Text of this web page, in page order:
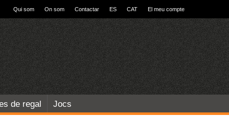
Qui som On som Contactar ES CAT El meu compte
de regal Jocs